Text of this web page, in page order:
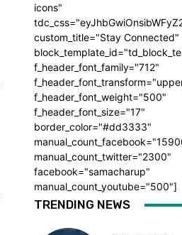
icons"
custom_title="Stay Connected"
f_header_font_family="712"
f_header_font_weight="500"
f_header_font_size="17"
border_color="#dd3333"
manual_count_twitter="2300"
facebook="samacharup"
manual_count_youtube="500"]
TRENDING NEWS